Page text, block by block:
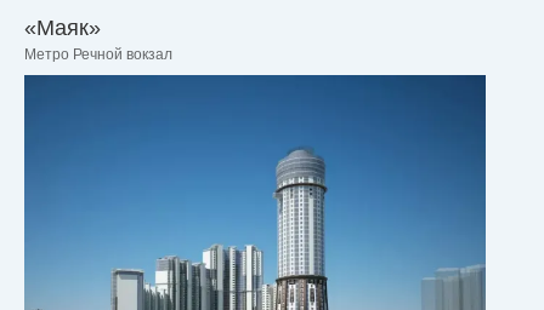
«Маяк»
Метро Речной вокзал